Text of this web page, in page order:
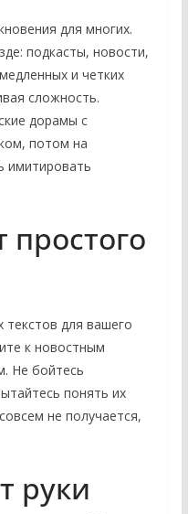
для многих.
подкасты, новости,
и четких
сложность.
дорамы с
потом на
имитировать
простого
текстов для вашего
к новостным
Не бойтесь
понять их
не получается,
руки